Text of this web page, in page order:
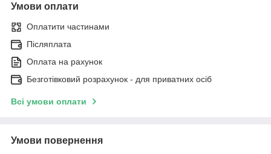
Умови оплати
Оплатити частинами
Післяплата
Оплата на рахунок
Безготівковий розрахунок - для приватних осіб
Всі умови оплати
Умови повернення